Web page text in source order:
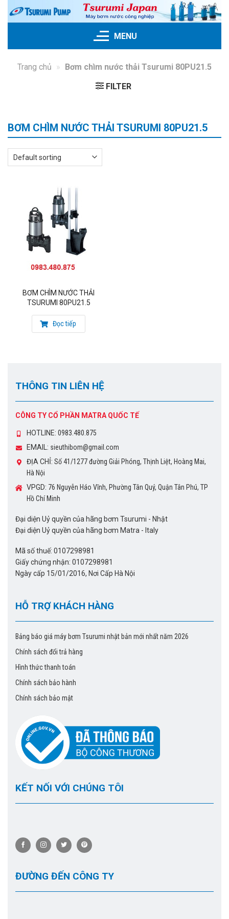
Skip
MENU
Trang chủ » Bơm chìm nước thải Tsurumi 80PU21.5
FILTER
BƠM CHÌM NƯỚC THẢI TSURUMI 80PU21.5
BƠM CHÌM NƯỚC THẢI
TSURUMI 80PU21.5
Đọc tiếp
THÔNG TIN LIÊN HỆ
CÔNG TY CỔ PHẦN MATRA QUỐC TẾ
HOTLINE: 0983.480.875
EMAIL: sieuthibom@gmail.com
ĐỊA CHỈ: Số 41/1277 đường Giải Phóng, Thịnh Liệt, Hoàng Mai,
Hà Nội
VPGD: 76 Nguyễn Háo Vĩnh, Phường Tân Quý, Quận Tân Phú, TP
Hồ Chí Minh
Đại diện Uỷ quyền của hãng bơm Tsurumi - Nhật
Đại diện Uỷ quyền của hãng bơm Matra - Italy
Mã số thuế: 0107298981
Giấy chứng nhận: 0107298981
Ngày cấp 15/01/2016, Nơi Cấp Hà Nội
HỖ TRỢ KHÁCH HÀNG
Bảng báo giá máy bơm Tsurumi nhật bản mới nhất năm 2026
Chính sách đổi trả hàng
Hình thức thanh toán
Chính sách bảo hành
Chính sách bảo mật
KẾT NỐI VỚI CHÚNG TÔI
ĐƯỜNG ĐẾN CÔNG TY